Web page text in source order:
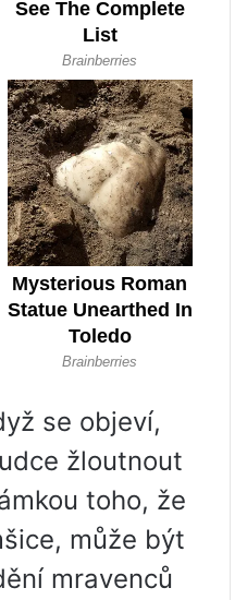
se objeví,
žloutnout
toho, že
může být
mravenců